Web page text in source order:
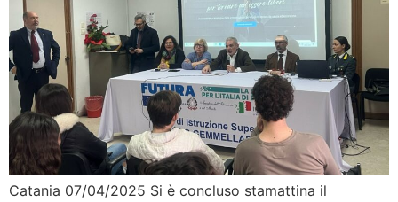
Catania 07/04/2025 Si è concluso stamattina il